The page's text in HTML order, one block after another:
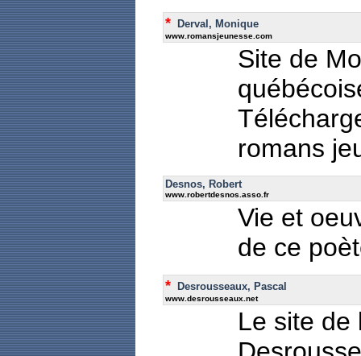
* Derval, Monique
www.romansjeunesse.com
Site de
romans
Desnos, Robert
www.robertdesnos.asso.fr
Vie et
de ce
* Desrousseaux, Pascal
www.desrousseaux.net
Le site de